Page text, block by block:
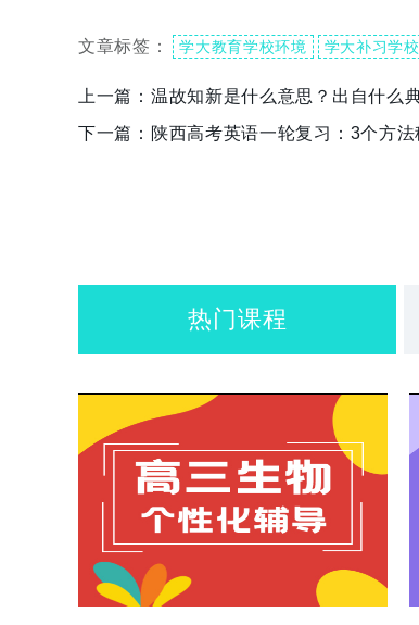
文章标签： 学大教育学校环境 学大补习学校
上一篇： 温故知新是什么意思？出自什么
下一篇： 陕西高考英语一轮复习：3个方
热门课程